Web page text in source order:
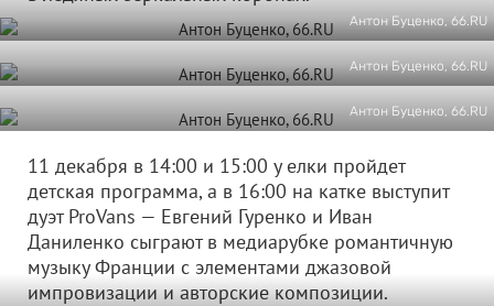
Антон Буценко, 66.RU
Антон Буценко, 66.RU
Антон Буценко, 66.RU
11 декабря в 14:00 и 15:00 у елки пройдет
детская программа, а в 16:00 на катке выступит
дуэт ProVans — Евгений Гуренко и Иван
Даниленко сыграют в медиарубке романтичную
музыку Франции с элементами джазовой
импровизации и авторские композиции.